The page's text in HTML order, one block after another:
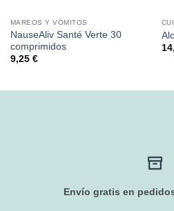
MAREOS Y VÓMITOS
NauseAliv Santé Verte 30
comprimidos
9,25 €
Envío gratis en